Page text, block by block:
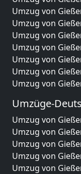
Umzug von
Umzug von
Umzug von
Umzug von
Umzug von
Umzug von
Umzug von
Umzüge-
Umzug von
Umzug von
Umzug von
Umzug von
Umzug von